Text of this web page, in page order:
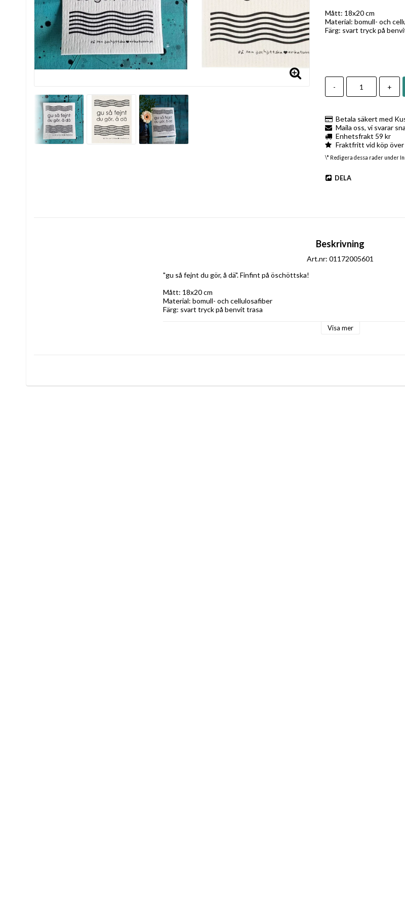
Mått: 18x20 cm
Material: bomull- och
Färg: svart tryck på
- +
Betala säkert med
Maila oss, vi svarar
Enhetsfrakt 59 kr
Fraktfritt vid köp över
\* Redigera dessa rader under
DELA
Beskrivning
Art.nr: 01172005601
"gu så fejnt du gör, å dä". Finfint på öschöttska!
Mått: 18x20 cm
Material: bomull- och cellulosafiber
Färg: svart tryck på benvit trasa
Visa mer